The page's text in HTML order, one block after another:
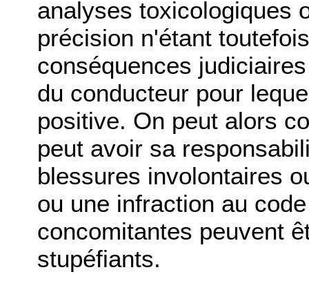
analyses toxicologiques
précision n'étant
conséquences
du conducteur pour
positive. On peut alors
peut avoir sa
blessures involontaires
ou une infraction au
concomitantes peuvent
stupéfiants.